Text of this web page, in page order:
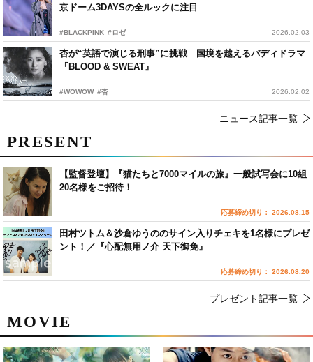
京ドーム3DAYSの全ルックに注目
#BLACKPINK #ロゼ 2026.02.03
杏が“英語で演じる刑事”に挑戦 国境を越えるバディドラマ
『BLOOD & SWEAT』
#WOWOW #杏 2026.02.02
ニュース記事一覧
MOVIE
PRESENT
【監督登壇】『猫たちと7000マイルの旅』一般試写会に10組
20名様をご招待！
応募締め切り： 2026.08.15
田村ツトム＆沙倉ゆうののサイン入りチェキを1名様にプレゼ
ント！／『心配無用ノ介 天下御免』
応募締め切り： 2026.08.20
プレゼント記事一覧